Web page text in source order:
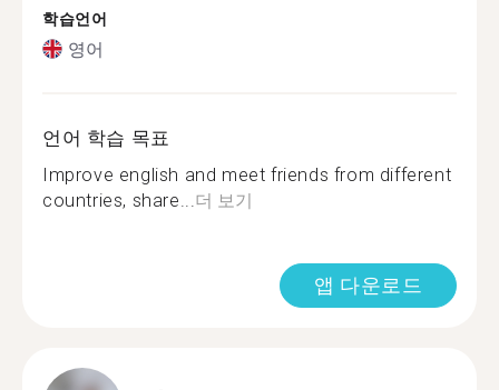
학습언어
영어
언어 학습 목표
Improve english and meet friends from different
countries, share... 더 보기
앱 다운로드